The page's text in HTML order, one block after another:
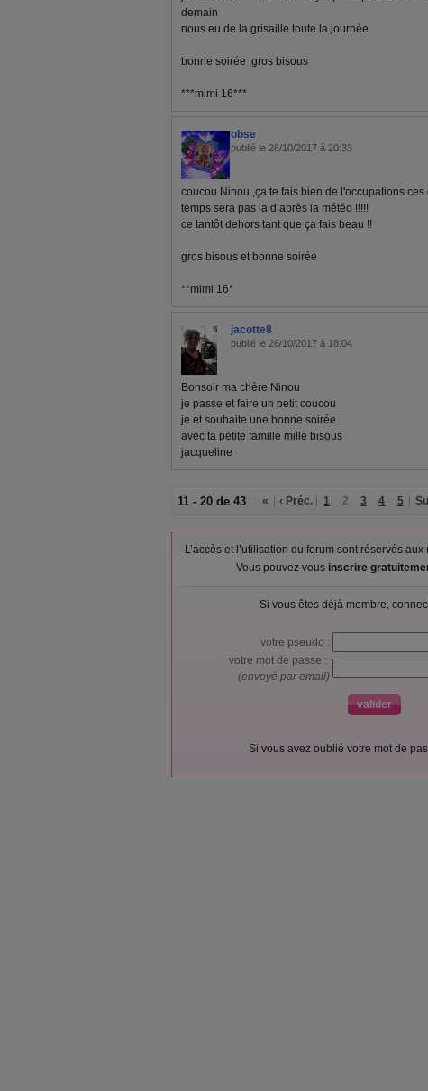
demain
nous eu de la grisaille toute la journée
bonne soirée ,gros bisous
***mimi 16***
obse
publié le 26/10/2017 à 20:33
coucou Ninou ,ça te fais bien de l'occupations
temps sera pas la d’après la météo !!!!!
ce tantôt dehors tant que ça fais beau !!
gros bisous et bonne soirée
**mimi 16*
jacotte8
publié le 26/10/2017 à 18:04
Bonsoir ma chère Ninou
je passe et faire un petit coucou
je et souhaite une bonne soirée
avec ta petite famille mille bisous
jacqueline
11 - 20 de 43 « ‹ Préc. 1 2 3 4 5
L’accès et l’utilisation du forum sont réservés
Vous pouvez vous inscrire
Si vous êtes déjà membre,
votre pseudo :
votre mot de passe :
(envoyé par email)
Si vous avez oublié votre mot de